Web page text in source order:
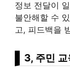
정보 전달이
불안해할 수
고, 피드백을
3, 주민